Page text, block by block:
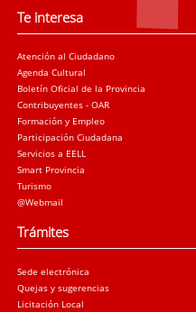
Te interesa
Atención al Ciudadano
Agenda Cultural
Boletín Oficial de la Provincia
Contribuyentes - OAR
Formación y Empleo
Participación Ciudadana
Servicios a EELL
Smart Provincia
Turismo
@Webmail
Trámites
Sede electrónica
Quejas y sugerencias
Licitación Local